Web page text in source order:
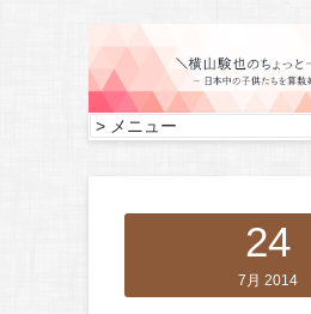
24
7月 2014